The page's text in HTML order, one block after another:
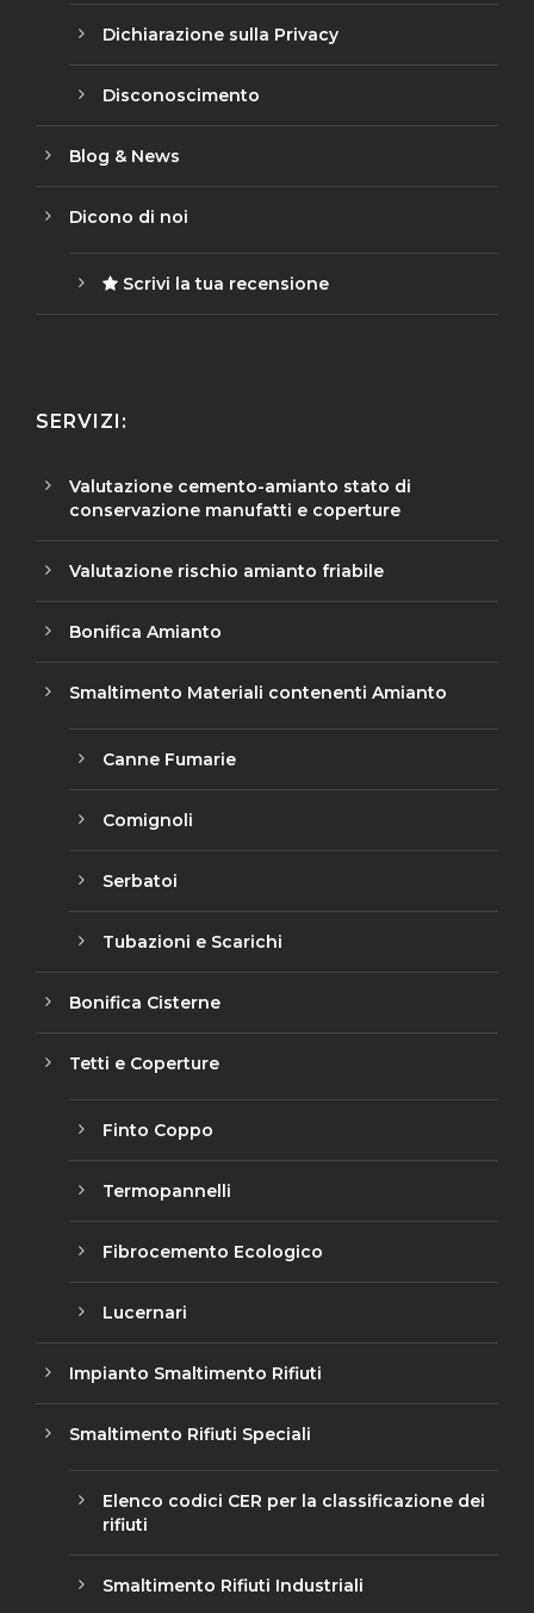
Dichiarazione sulla Privacy
Disconoscimento
Blog & News
Dicono di noi
Scrivi la tua recensione
SERVIZI:
Valutazione cemento-amianto stato di
conservazione manufatti e coperture
Valutazione rischio amianto friabile
Bonifica Amianto
Smaltimento Materiali contenenti Amianto
Canne Fumarie
Comignoli
Serbatoi
Tubazioni e Scarichi
Bonifica Cisterne
Tetti e Coperture
Finto Coppo
Termopannelli
Fibrocemento Ecologico
Lucernari
Impianto Smaltimento Rifiuti
Smaltimento Rifiuti Speciali
Elenco codici CER per la classificazione dei
rifiuti
Smaltimento Rifiuti Industriali